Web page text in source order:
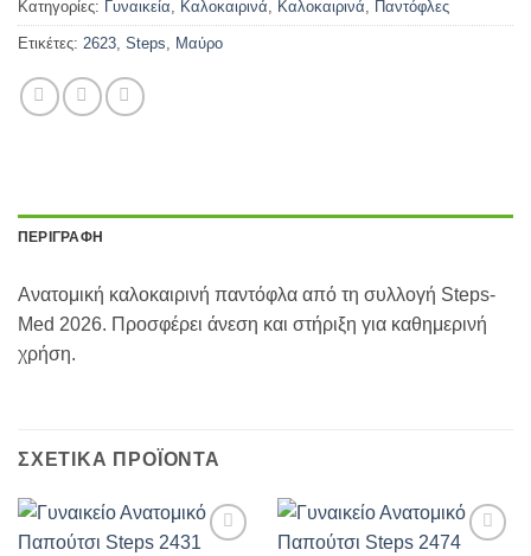
Κατηγορίες: Γυναικεία, Καλοκαιρινά, Καλοκαιρινά, Παντόφλες
Ετικέτες: 2623, Steps, Μαύρο
ΠΕΡΙΓΡΑΦΉ
Ανατομική καλοκαιρινή παντόφλα από τη συλλογή Steps-
Med 2026. Προσφέρει άνεση και στήριξη για καθημερινή
χρήση.
ΣΧΕΤΙΚΆ ΠΡΟΪΌΝΤΑ